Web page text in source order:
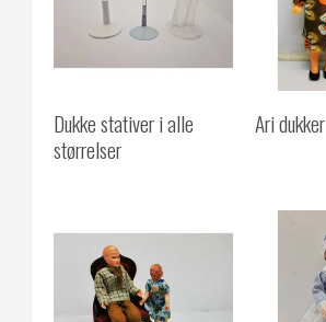
Dukke stativer i alle
størrelser
Ari dukker